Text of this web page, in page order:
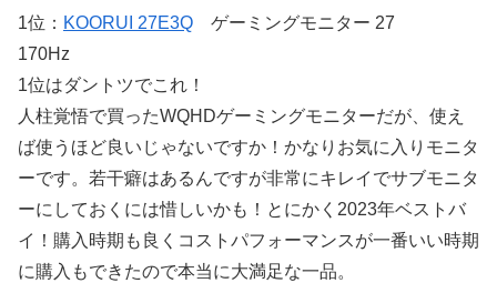
1位： KOORUI 27E3Q ゲーミングモニター 27
170Hz
1位はダントツでこれ！
人柱覚悟で買ったWQHDゲーミングモニターだが、使え
ば使うほど良いじゃないですか！かなりお気に入りモニタ
ーです。若干癖はあるんですが非常にキレイでサブモニタ
ーにしておくには惜しいかも！とにかく2023年ベストバ
イ！購入時期も良くコストパフォーマンスが一番いい時期
に購入もできたので本当に大満足な一品。